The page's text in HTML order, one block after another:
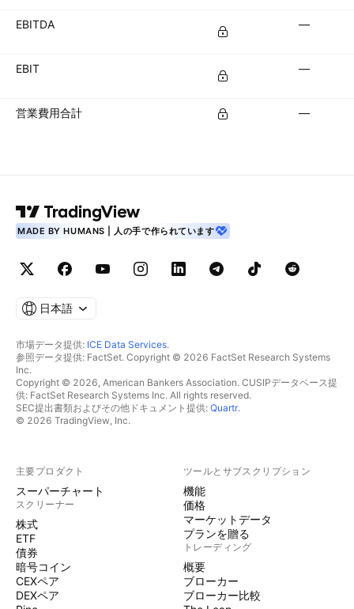
EBITDA —
EBIT —
営業費用合計 —
MADE BY HUMANS | 人の手で作られています
日本語
市場データ提供: ICE Data Services.
参照データ提供: FactSet. Copyright © 2026 FactSet Research Systems
Inc.
Copyright © 2026, American Bankers Association. CUSIPデータベース提
供: FactSet Research Systems Inc. All rights reserved.
SEC提出書類およびその他ドキュメント提供: Quartr.
© 2026 TradingView, Inc.
主要プロダクト
スーパーチャート
スクリーナー
株式
ETF
債券
暗号コイン
CEXペア
DEXペア
ツールとサブスクリプション
機能
価格
マーケットデータ
プランを贈る
トレーディング
概要
ブローカー
ブローカー比較